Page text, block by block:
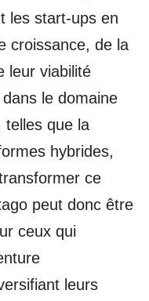
les start-ups en
croissance, de la
leur viabilité
le domaine
telles que la
hybrides,
ce
peut donc être
ceux qui
leurs